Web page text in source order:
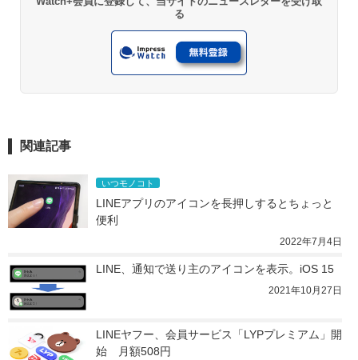
る
関連記事
いつモノコト
LINEアプリのアイコンを長押しするとちょっと
便利
2022年7月4日
LINE、通知で送り主のアイコンを表示。iOS 15
2021年10月27日
LINEヤフー、会員サービス「LYPプレミアム」開
始　月額508円